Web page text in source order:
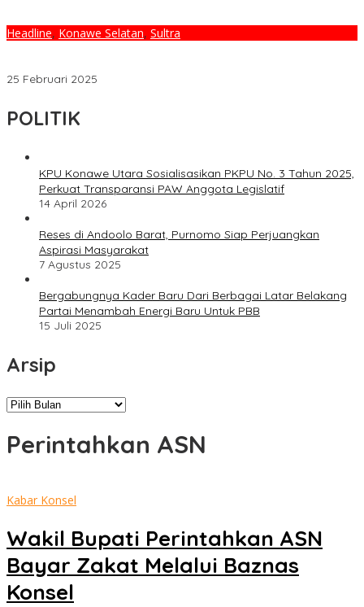
Headline, Konawe Selatan, Sultra
25 Februari 2025
POLITIK
KPU Konawe Utara Sosialisasikan PKPU No. 3 Tahun 2025,
Perkuat Transparansi PAW Anggota Legislatif
14 April 2026
Reses di Andoolo Barat, Purnomo Siap Perjuangkan
Aspirasi Masyarakat
7 Agustus 2025
Bergabungnya Kader Baru Dari Berbagai Latar Belakang
Partai Menambah Energi Baru Untuk PBB
15 Juli 2025
Arsip
Arsip
Perintahkan ASN
Kabar Konsel
Wakil Bupati Perintahkan ASN
Bayar Zakat Melalui Baznas
Konsel